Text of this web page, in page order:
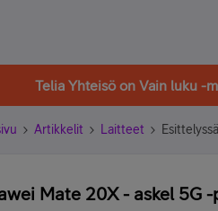
Telia Yhteisö on Vain luku -
Artikkelit Laitteet
Mate 20X - askel 5G